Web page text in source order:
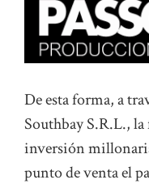
De esta forma, a
Southbay S.R.L.,
inversión
punto de venta el